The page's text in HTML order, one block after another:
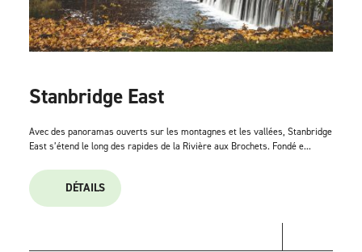
Stanbridge East
Avec des panoramas ouverts sur les montagnes et les vallées, Stanbridge
East s’étend le long des rapides de la Rivière aux Brochets. Fondé e...
DÉTAILS